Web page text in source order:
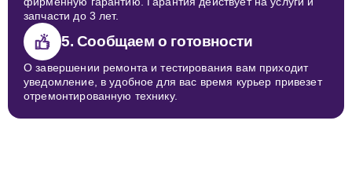
запчасти до 3 лет.
5. Сообщаем о готовности
О завершении ремонта и тестирования вам приходит
уведомление, в удобное для вас время курьер привезет
отремонтированную технику.